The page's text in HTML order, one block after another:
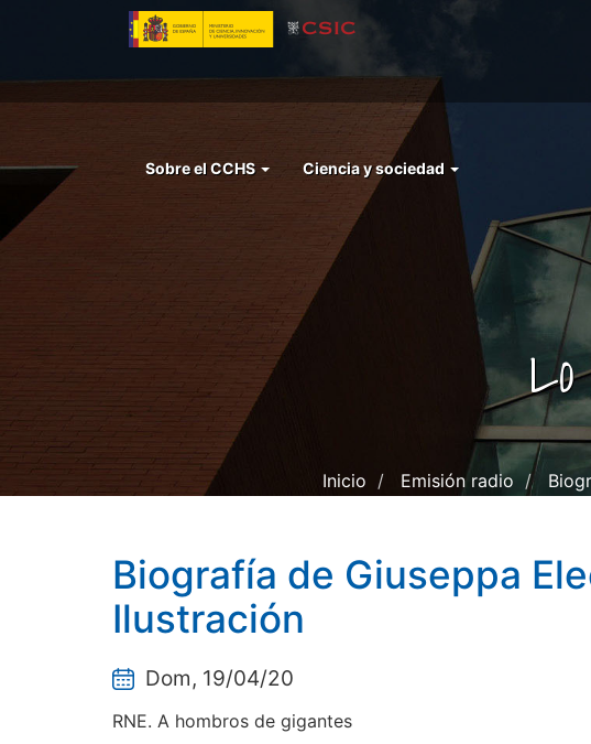
principal
Menu
Sobre el CCHS Ciencia y sociedad
Inicio Emisión radio
Biografía de Giuseppa
Ilustración
Dom, 19/04/20
RNE. A hombros de gigantes